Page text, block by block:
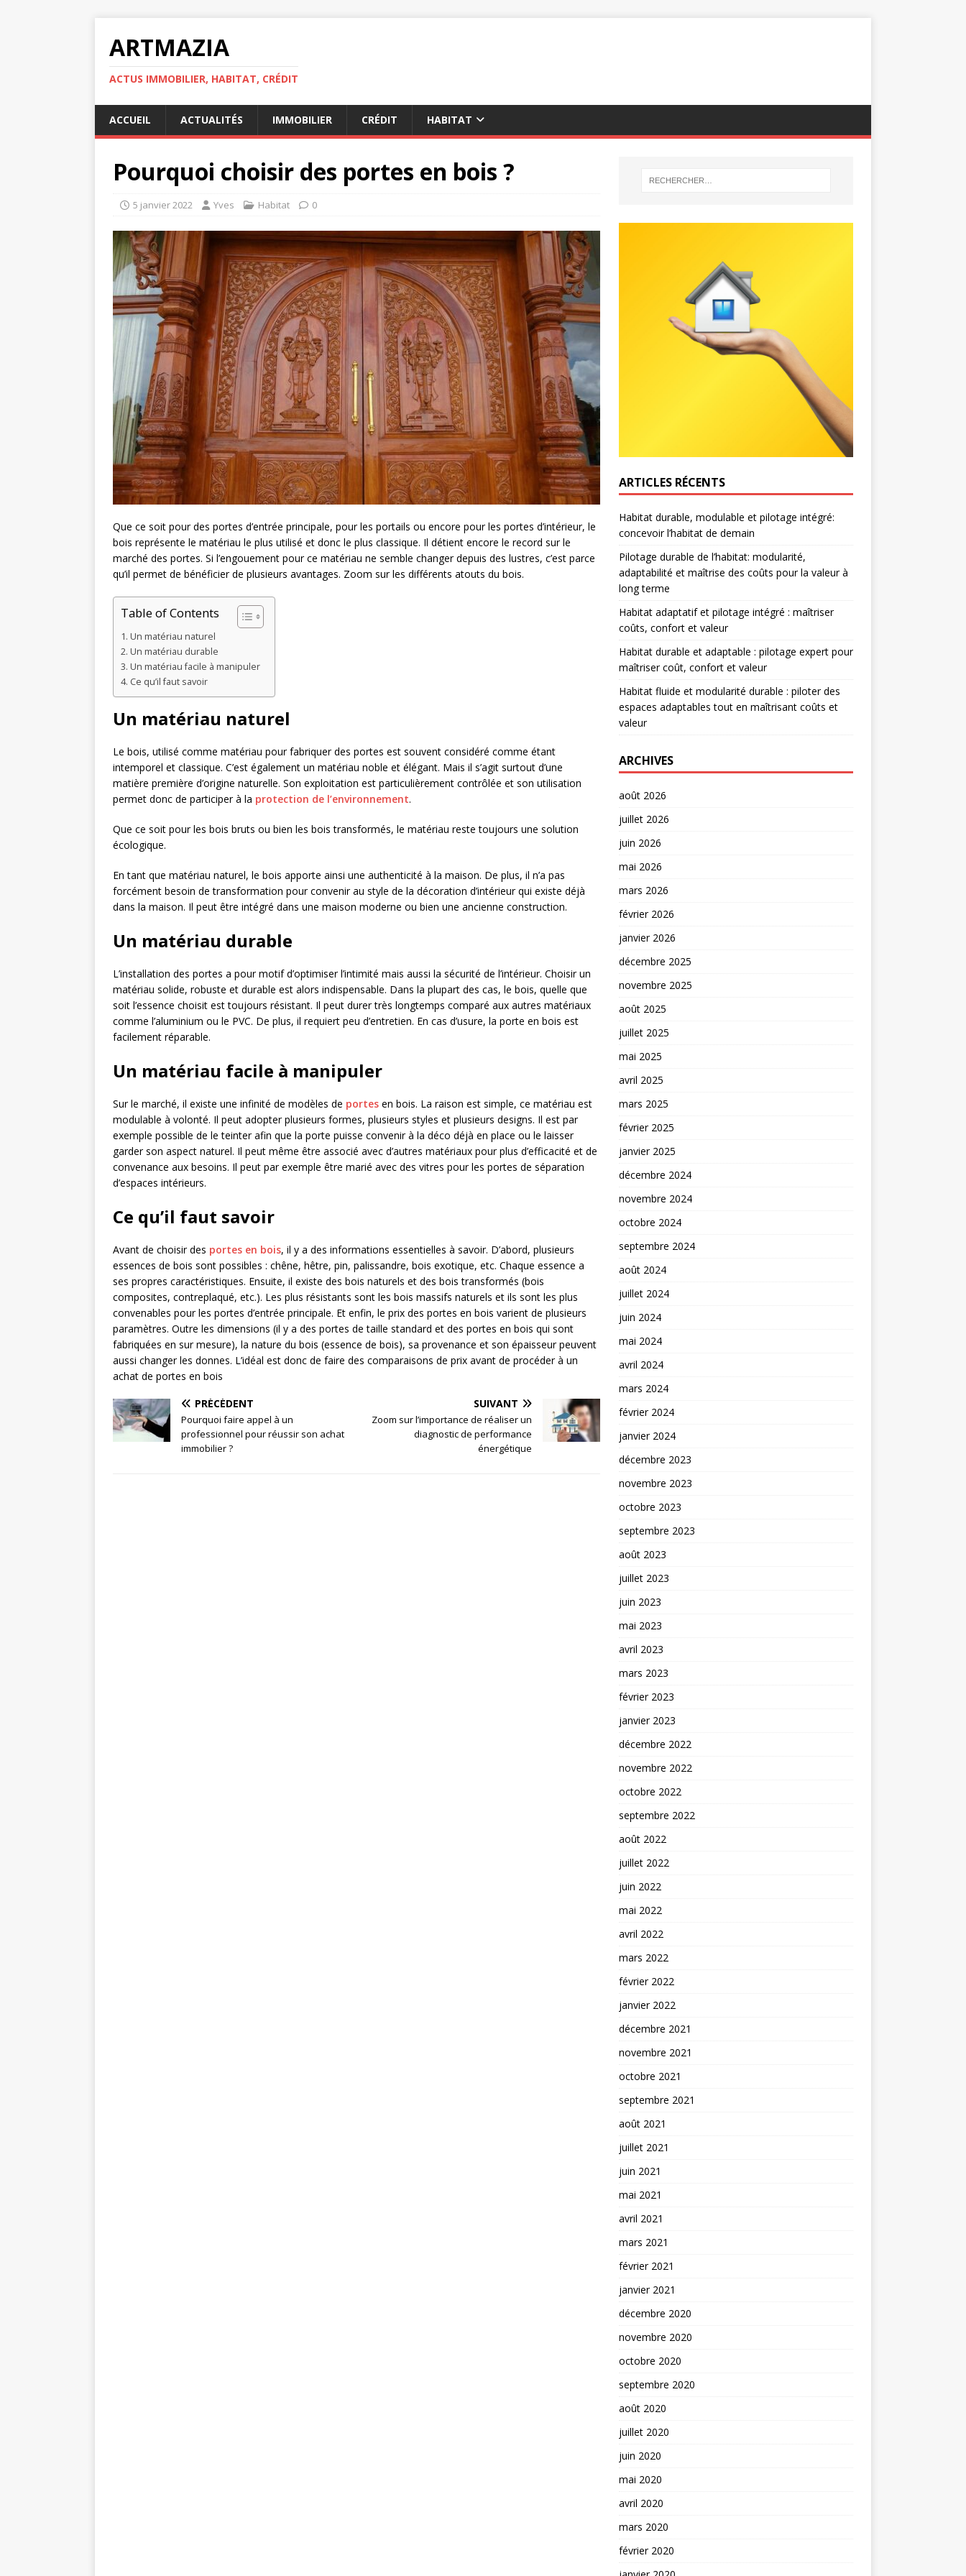
ARTMAZIA
ACTUS IMMOBILIER, HABITAT, CRÉDIT
ACCUEIL ACTUALITÉS IMMOBILIER CRÉDIT HABITAT
Pourquoi choisir des portes en bois ?
5 janvier 2022 Yves Habitat 0
Que ce soit pour des portes d’entrée principale, pour les portails ou encore pour les portes d’intérieur, le
bois représente le matériau le plus utilisé et donc le plus classique. Il détient encore le record sur le
marché des portes. Si l’engouement pour ce matériau ne semble changer depuis des lustres, c’est parce
qu’il permet de bénéficier de plusieurs avantages. Zoom sur les différents atouts du bois.
Table of Contents
Un matériau naturel
Un matériau durable
Un matériau facile à manipuler
Ce qu’il faut savoir
Un matériau naturel
Le bois, utilisé comme matériau pour fabriquer des portes est souvent considéré comme étant
intemporel et classique. C’est également un matériau noble et élégant. Mais il s’agit surtout d’une
matière première d’origine naturelle. Son exploitation est particulièrement contrôlée et son utilisation
permet donc de participer à la protection de l’environnement.
Que ce soit pour les bois bruts ou bien les bois transformés, le matériau reste toujours une solution
écologique.
En tant que matériau naturel, le bois apporte ainsi une authenticité à la maison. De plus, il n’a pas
forcément besoin de transformation pour convenir au style de la décoration d’intérieur qui existe déjà
dans la maison. Il peut être intégré dans une maison moderne ou bien une ancienne construction.
Un matériau durable
L’installation des portes a pour motif d’optimiser l’intimité mais aussi la sécurité de l’intérieur. Choisir un
matériau solide, robuste et durable est alors indispensable. Dans la plupart des cas, le bois, quelle que
soit l’essence choisit est toujours résistant. Il peut durer très longtemps comparé aux autres matériaux
comme l’aluminium ou le PVC. De plus, il requiert peu d’entretien. En cas d’usure, la porte en bois est
facilement réparable.
Un matériau facile à manipuler
Sur le marché, il existe une infinité de modèles de portes en bois. La raison est simple, ce matériau est
modulable à volonté. Il peut adopter plusieurs formes, plusieurs styles et plusieurs designs. Il est par
exemple possible de le teinter afin que la porte puisse convenir à la déco déjà en place ou le laisser
garder son aspect naturel. Il peut même être associé avec d’autres matériaux pour plus d’efficacité et de
convenance aux besoins. Il peut par exemple être marié avec des vitres pour les portes de séparation
d’espaces intérieurs.
Ce qu’il faut savoir
Avant de choisir des portes en bois, il y a des informations essentielles à savoir. D’abord, plusieurs
essences de bois sont possibles : chêne, hêtre, pin, palissandre, bois exotique, etc. Chaque essence a
ses propres caractéristiques. Ensuite, il existe des bois naturels et des bois transformés (bois
composites, contreplaqué, etc.). Les plus résistants sont les bois massifs naturels et ils sont les plus
convenables pour les portes d’entrée principale. Et enfin, le prix des portes en bois varient de plusieurs
paramètres. Outre les dimensions (il y a des portes de taille standard et des portes en bois qui sont
fabriquées en sur mesure), la nature du bois (essence de bois), sa provenance et son épaisseur peuvent
aussi changer les donnes. L’idéal est donc de faire des comparaisons de prix avant de procéder à un
achat de portes en bois
PRÉCÉDENT
Pourquoi faire appel à un
professionnel pour réussir son achat
immobilier ?
SUIVANT
Zoom sur l’importance de réaliser un
diagnostic de performance
énergétique
ARTICLES RÉCENTS
Habitat durable, modulable et pilotage intégré:
concevoir l’habitat de demain
Pilotage durable de l’habitat: modularité,
adaptabilité et maîtrise des coûts pour la valeur à
long terme
Habitat adaptatif et pilotage intégré : maîtriser
coûts, confort et valeur
Habitat durable et adaptable : pilotage expert pour
maîtriser coût, confort et valeur
Habitat fluide et modularité durable : piloter des
espaces adaptables tout en maîtrisant coûts et
valeur
ARCHIVES
août 2026
juillet 2026
juin 2026
mai 2026
mars 2026
février 2026
janvier 2026
décembre 2025
novembre 2025
août 2025
juillet 2025
mai 2025
avril 2025
mars 2025
février 2025
janvier 2025
décembre 2024
novembre 2024
octobre 2024
septembre 2024
août 2024
juillet 2024
juin 2024
mai 2024
avril 2024
mars 2024
février 2024
janvier 2024
décembre 2023
novembre 2023
octobre 2023
septembre 2023
août 2023
juillet 2023
juin 2023
mai 2023
avril 2023
mars 2023
février 2023
janvier 2023
décembre 2022
novembre 2022
octobre 2022
septembre 2022
août 2022
juillet 2022
juin 2022
mai 2022
avril 2022
mars 2022
février 2022
janvier 2022
décembre 2021
novembre 2021
octobre 2021
septembre 2021
août 2021
juillet 2021
juin 2021
mai 2021
avril 2021
mars 2021
février 2021
janvier 2021
décembre 2020
novembre 2020
octobre 2020
septembre 2020
août 2020
juillet 2020
juin 2020
mai 2020
avril 2020
mars 2020
février 2020